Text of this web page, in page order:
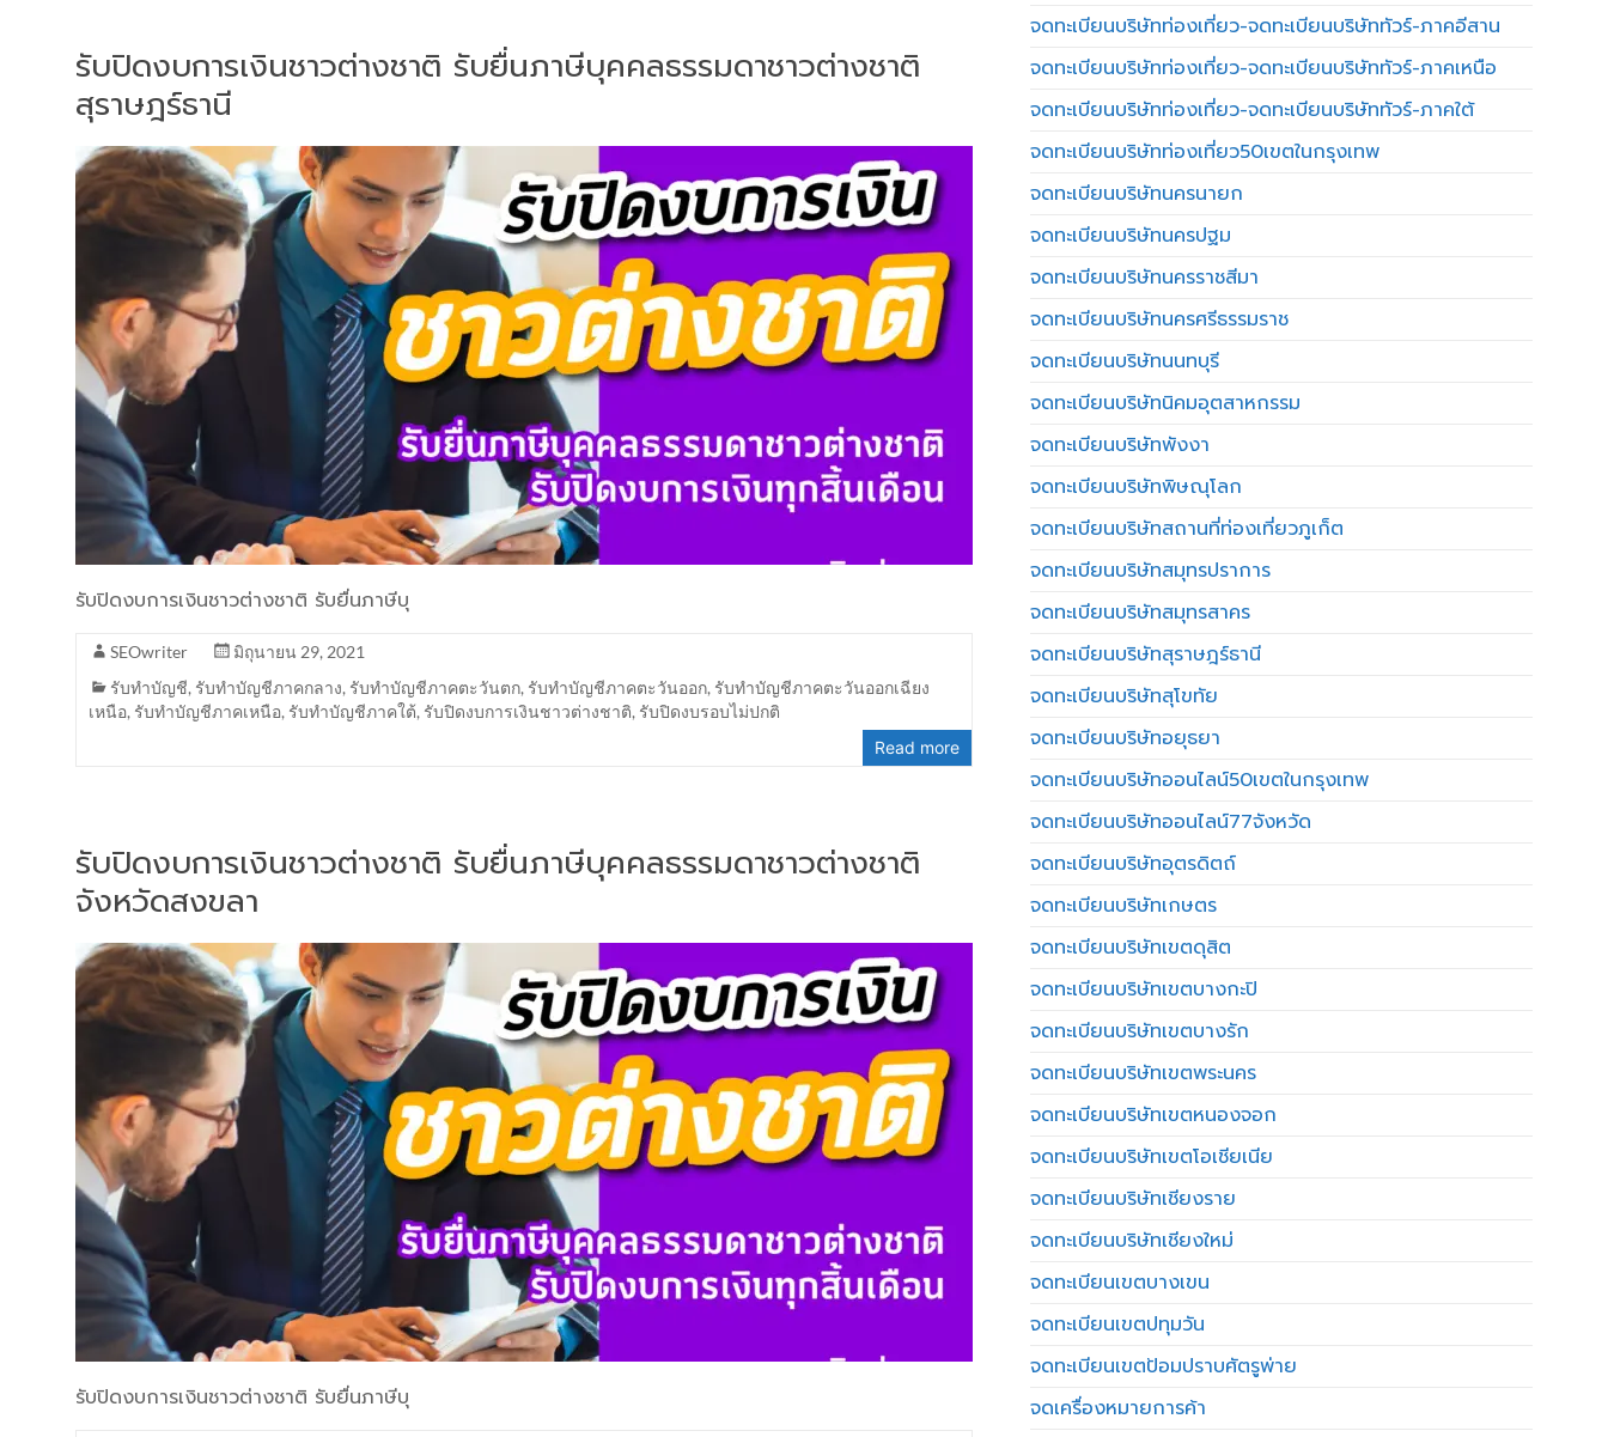
รับปิดงบการเงินชาวต่างชาติ รับยื่นภาษีบุคคลธรรมดาชาวต่างชาติ
สุราษฎร์ธานี
รับปิดงบการเงินชาวต่างชาติ รับยื่นภาษีบุ
SEOwriter
มิถุนายน 29, 2021
รับทำบัญชี, รับทำบัญชีภาคกลาง, รับทำบัญชีภาคตะวันตก, รับทำบัญชีภาคตะวันออก, รับทำบัญชีภาคตะวันออกเฉียง
เหนือ, รับทำบัญชีภาคเหนือ, รับทำบัญชีภาคใต้, รับปิดงบการเงินชาวต่างชาติ, รับปิดงบรอบไม่ปกติ
Read more
รับปิดงบการเงินชาวต่างชาติ รับยื่นภาษีบุคคลธรรมดาชาวต่างชาติ
จังหวัดสงขลา
รับปิดงบการเงินชาวต่างชาติ รับยื่นภาษีบุ
จดทะเบียนบริษัทท่องเที่ยว-จดทะเบียนบริษัททัวร์-ภาคอีสาน
จดทะเบียนบริษัทท่องเที่ยว-จดทะเบียนบริษัททัวร์-ภาคเหนือ
จดทะเบียนบริษัทท่องเที่ยว-จดทะเบียนบริษัททัวร์-ภาคใต้
จดทะเบียนบริษัทท่องเที่ยว50เขตในกรุงเทพ
จดทะเบียนบริษัทนครนายก
จดทะเบียนบริษัทนครปฐม
จดทะเบียนบริษัทนครราชสีมา
จดทะเบียนบริษัทนครศรีธรรมราช
จดทะเบียนบริษัทนนทบุรี
จดทะเบียนบริษัทนิคมอุตสาหกรรม
จดทะเบียนบริษัทพังงา
จดทะเบียนบริษัทพิษณุโลก
จดทะเบียนบริษัทสถานที่ท่องเที่ยวภูเก็ต
จดทะเบียนบริษัทสมุทรปราการ
จดทะเบียนบริษัทสมุทรสาคร
จดทะเบียนบริษัทสุราษฎร์ธานี
จดทะเบียนบริษัทสุโขทัย
จดทะเบียนบริษัทอยุธยา
จดทะเบียนบริษัทออนไลน์50เขตในกรุงเทพ
จดทะเบียนบริษัทออนไลน์77จังหวัด
จดทะเบียนบริษัทอุตรดิตถ์
จดทะเบียนบริษัทเกษตร
จดทะเบียนบริษัทเขตดุสิต
จดทะเบียนบริษัทเขตบางกะปิ
จดทะเบียนบริษัทเขตบางรัก
จดทะเบียนบริษัทเขตพระนคร
จดทะเบียนบริษัทเขตหนองจอก
จดทะเบียนบริษัทเขตโอเชียเนีย
จดทะเบียนบริษัทเชียงราย
จดทะเบียนบริษัทเชียงใหม่
จดทะเบียนเขตบางเขน
จดทะเบียนเขตปทุมวัน
จดทะเบียนเขตป้อมปราบศัตรูพ่าย
จดเครื่องหมายการค้า